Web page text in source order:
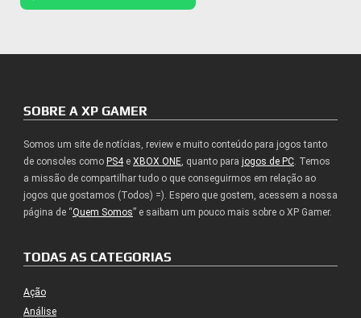
SOBRE A XP GAMER
Somos um site de notícias, review e muito conteúdo para jogos tanto
de consoles como PS4e XBOX ONE, quanto para jogos de PC. Temos
a missão de compartilhar tudo o que conseguirmos em relação ao
jogos que gostamos (Todos) =). Espero que gostem, acessem a nossa
página de “Quem Somos” e saibam um pouco mais sobre o XP Gamer.
TODAS AS CATEGORIAS
Ação
Análise